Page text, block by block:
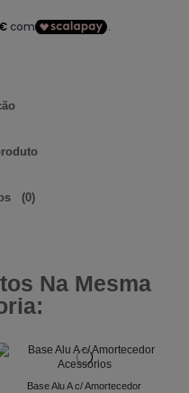
(0)
Na Mesma
Base Alu A c/ Amortecedor